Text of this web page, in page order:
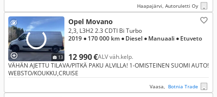
Haapajärvi, Autoruletti Oy
13
Opel Movano
12 990 €ALV väh.kelp.
2,3, L3H2 2.3 CDTI Bi Turbo
2019 ● 170 000 km ● Diesel ● Manuaali ● Etuveto
VÄHÄN AJETTU TILAVA/PITKÄ PAKU ALVILLA! 1-OMISTEINEN SUOMI AUTO!
WEBSTO/KOUKKU,CRUISE
Vaasa, Botnia Trade